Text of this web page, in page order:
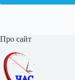
Про сайт